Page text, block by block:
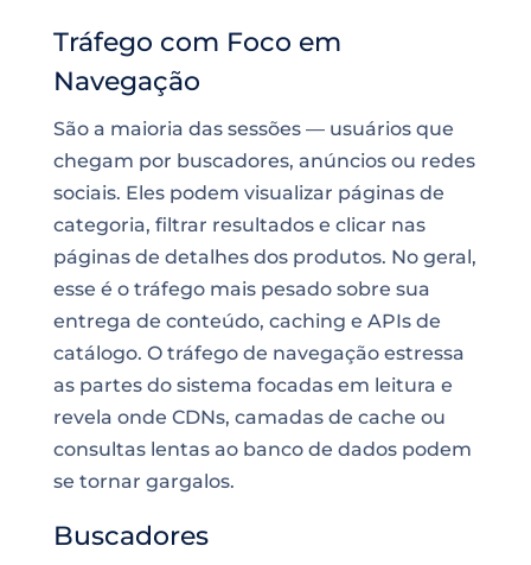
Tráfego com Foco em
Navegação
São a maioria das sessões — usuários que
chegam por buscadores, anúncios ou redes
sociais. Eles podem visualizar páginas de
categoria, filtrar resultados e clicar nas
páginas de detalhes dos produtos. No geral,
esse é o tráfego mais pesado sobre sua
entrega de conteúdo, caching e APIs de
catálogo. O tráfego de navegação estressa
as partes do sistema focadas em leitura e
revela onde CDNs, camadas de cache ou
consultas lentas ao banco de dados podem
se tornar gargalos.
Buscadores